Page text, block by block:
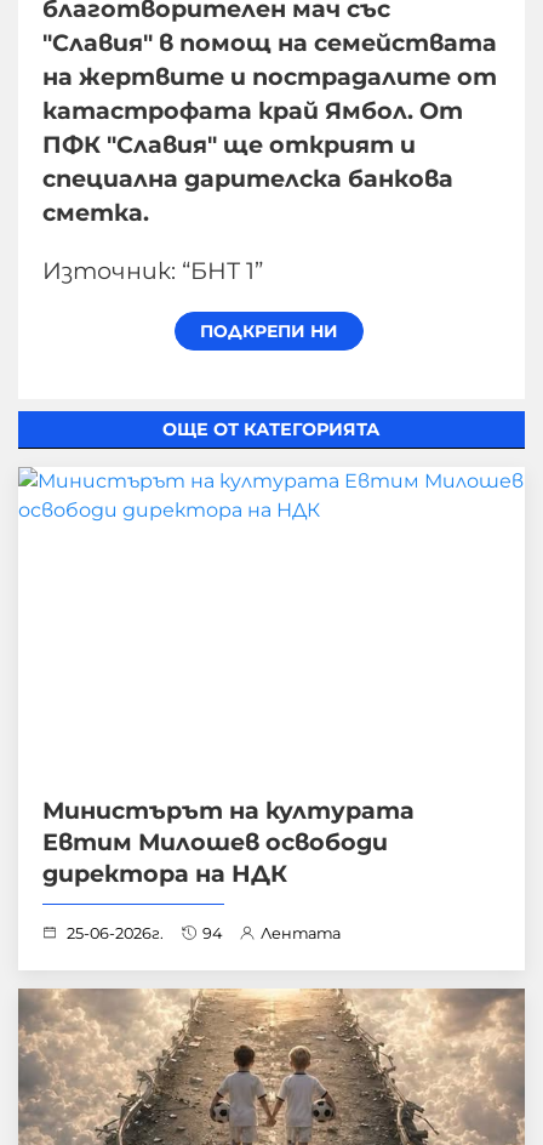
благотворителен мач със
"Славия" в помощ на семействата
на жертвите и пострадалите от
катастрофата край Ямбол. От
ПФК "Славия" ще открият и
специална дарителска банкова
сметка.
Източник: “БНТ 1”
ОЩЕ ОТ КАТЕГОРИЯТА
Министърът на културата
Евтим Милошев освободи
директора на НДК
25-06-2026г. 94 Лентата